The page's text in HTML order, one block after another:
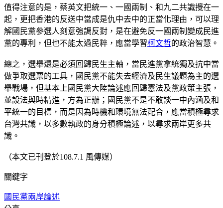
值得注意的是，蔡英文把統一、一國兩制、和九二共識攪在一
起，更把香港的反送中當成是仇中去中的正當化理由，可以理
解國民黨參選人刻意強調反對，是在避免反一國兩制變成民進
黨的專利，但也不能太過民粹，應當學習柯文哲的政治智慧。
總之，選舉還是必須回歸民生主軸，當民進黨拿統獨及抗中當
做爭取選票的工具，國民黨不能失去經濟及民生議題為主的選
舉戰場，但基本上國民黨大陸論述應回歸憲法及黨政策主張，
並設法與時精進，方為正辦；國民黨不是不敢談一中內涵及和
平統一的目標，而是因為時機和環境無法配合，應當積極尋求
台灣共識，以多數執政的身分積極論述，以尋求兩岸更多共
識。
（本文已刊登於108.7.1 風傳媒）
關鍵字
國民黨兩岸論述